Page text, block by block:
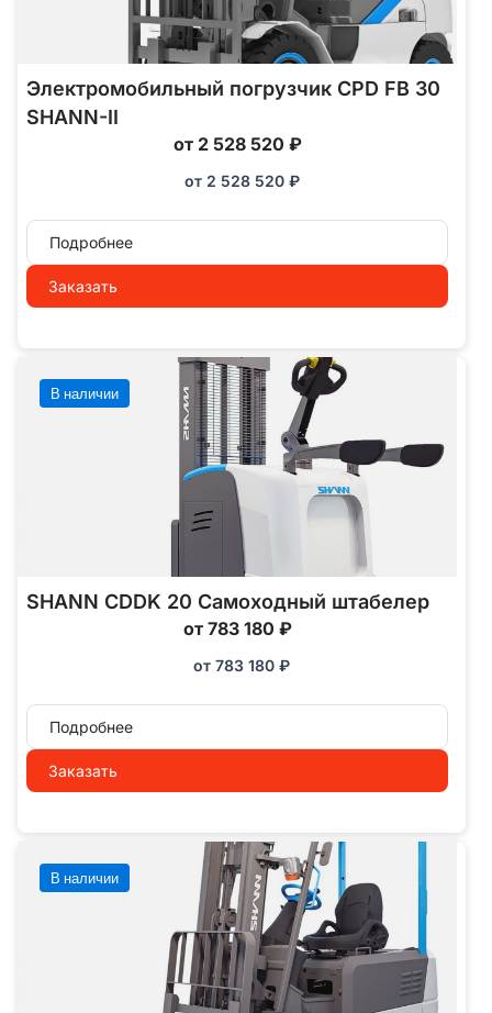
Электромобильный погрузчик CPD FB 30
SHANN-II
от 2 528 520 ₽
от 2 528 520 ₽
Подробнее
Заказать
В наличии
SHANN CDDK 20 Самоходный штабелер
от 783 180 ₽
от 783 180 ₽
Подробнее
Заказать
В наличии